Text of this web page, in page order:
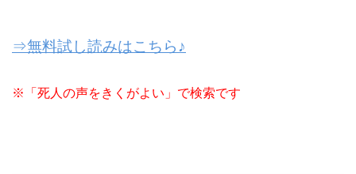
⇒無料試し読みはこちら♪
※「死人の声をきくがよい」で検索です